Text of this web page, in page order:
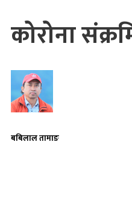
कोरोना
बबिलाल तामाङ